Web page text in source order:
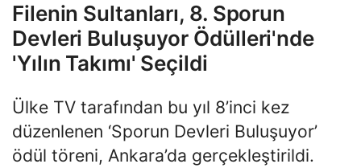
Filenin Sultanları, 8. Sporun
Devleri Buluşuyor Ödülleri'nde
'Yılın Takımı' Seçildi
Ülke TV tarafından bu yıl 8’inci kez
düzenlenen ‘Sporun Devleri Buluşuyor’
ödül töreni, Ankara’da gerçekleştirildi.